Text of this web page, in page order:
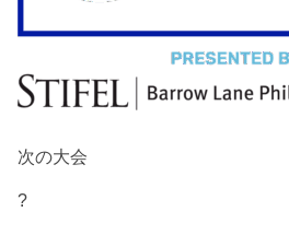
次の大会
?